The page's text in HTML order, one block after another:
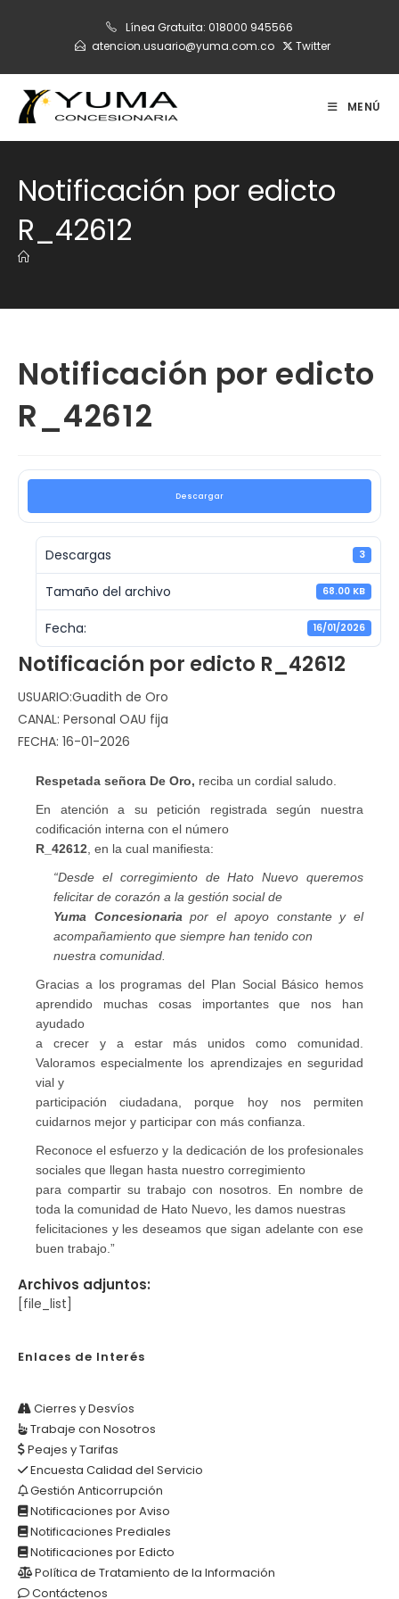
Línea Gratuita: 018000 945566
atencion.usuario@yuma.com.co
Twitter
MENÚ
Notificación por edicto
R_42612
Notificación por edicto
R_42612
Descargar
Descargas 3
Tamaño del archivo 68.00 KB
Fecha: 16/01/2026
Notificación por edicto R_42612
USUARIO:Guadith de Oro
CANAL: Personal OAU fija
FECHA: 16-01-2026
Respetada señora De Oro, reciba un cordial saludo.
En atención a su petición registrada según nuestra
codificación interna con el número
R_42612 , en la cual manifiesta:
“Desde el corregimiento de Hato Nuevo queremos
felicitar de corazón a la gestión social de
Yuma Concesionaria por el apoyo constante y el
acompañamiento que siempre han tenido con
nuestra comunidad.
Gracias a los programas del Plan Social Básico hemos
aprendido muchas cosas importantes que nos han
ayudado
a crecer y a estar más unidos como comunidad.
Valoramos especialmente los aprendizajes en seguridad
vial y
participación ciudadana, porque hoy nos permiten
cuidarnos mejor y participar con más confianza.
Reconoce el esfuerzo y la dedicación de los profesionales
sociales que llegan hasta nuestro corregimiento
para compartir su trabajo con nosotros. En nombre de
toda la comunidad de Hato Nuevo, les damos nuestras
felicitaciones y les deseamos que sigan adelante con ese
buen trabajo.”
Archivos adjuntos:
[file_list]
Enlaces de Interés
Cierres y Desvíos
Trabaje con Nosotros
Peajes y Tarifas
Encuesta Calidad del Servicio
Gestión Anticorrupción
Notificaciones por Aviso
Notificaciones Prediales
Notificaciones por Edicto
Política de Tratamiento de la Información
Contáctenos